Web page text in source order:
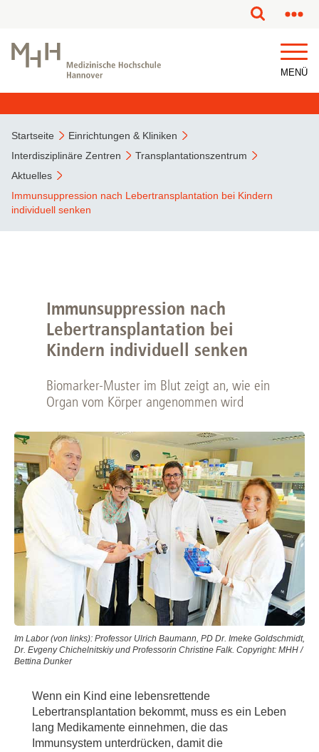
MENÜ
Startseite
Einrichtungen & Kliniken
Interdisziplinäre Zentren
Transplantationszentrum
Aktuelles
Immunsuppression nach Lebertransplantation bei Kindern
individuell senken
Immunsuppression nach
Lebertransplantation bei
Kindern individuell senken
Biomarker-Muster im Blut zeigt an, wie ein
Organ vom Körper angenommen wird
Im Labor (von links): Professor Ulrich Baumann, PD Dr. Imeke Goldschmidt,
Dr. Evgeny Chichelnitskiy und Professorin Christine Falk. Copyright: MHH /
Bettina Dunker
Wenn ein Kind eine lebensrettende
Lebertransplantation bekommt, muss es ein Leben
lang Medikamente einnehmen, die das
Immunsystem unterdrücken, damit die